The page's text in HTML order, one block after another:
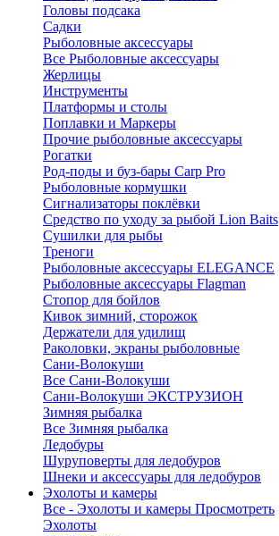
Головы подсака
Садки
Рыболовные аксессуары
Все Рыболовные аксессуары
Жерлицы
Инструменты
Платформы и столы
Поплавки и Маркеры
Прочие рыболовные аксессуары
Рогатки
Род-поды и буз-бары Carp Pro
Рыболовные кормушки
Сигнализаторы поклёвки
Средство по уходу за рыбой Lion Baits
Сушилки для рыбы
Треноги
Рыболовные аксессуары ELEGANCE
Рыболовные аксессуары Flagman
Стопор для бойлов
Кивок зимний, сторожок
Держатели для удилищ
Раколовки, экраны рыболовные
Сани-Волокуши
Все Сани-Волокуши
Сани-Волокуши ЭКСТРУЗИОН
Зимняя рыбалка
Все Зимняя рыбалка
Ледобуры
Шуруповерты для ледобуров
Шнеки и аксессуары для ледобуров
Эхолоты и камеры
Все - Эхолоты и камеры Просмотреть
Эхолоты